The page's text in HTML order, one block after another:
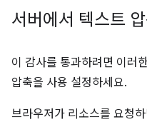
서버에서 텍스트
이 감사를 통과하려면 이러
압축을 사용 설정하세요.
브라우저가 리소스를 요청하